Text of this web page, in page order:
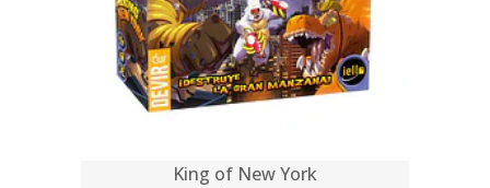
King of New York